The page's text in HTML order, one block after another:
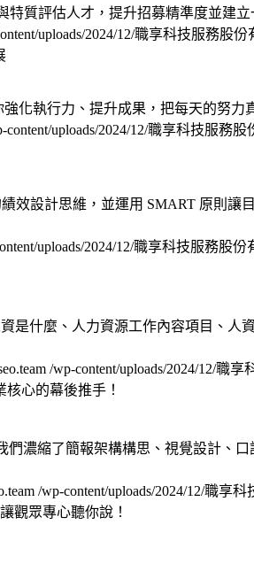
質評估人才，提升招募精準度並建立
uploads/2024/12/職享科技服務股
化執行力、提升成果，把每天的努力
content/uploads/2024/12/職享科技服務
效設計思維，並運用 SMART 原則
uploads/2024/12/職享科技服務股
是什麼、人力資源工作內容項目、
/wp-content/uploads/2024/12/職
心的幕後推手！
濃縮了簡報架構構思、視覺設計、
/wp-content/uploads/2024/12/職享
觀眾專心聽你說！